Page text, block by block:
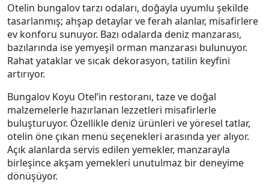
Otelin bungalov tarzı odaları, doğayla uyumlu şekilde
tasarlanmış; ahşap detaylar ve ferah alanlar, misafirlere
ev konforu sunuyor. Bazı odalarda deniz manzarası,
bazılarında ise yemyeşil orman manzarası bulunuyor.
Rahat yataklar ve sıcak dekorasyon, tatilin keyfini
artırıyor.
Bungalov Koyu Otel’in restoranı, taze ve doğal
malzemelerle hazırlanan lezzetleri misafirlerle
buluşturuyor. Özellikle deniz ürünleri ve yöresel tatlar,
otelin öne çıkan menü seçenekleri arasında yer alıyor.
Açık alanlarda servis edilen yemekler, manzarayla
birleşince akşam yemekleri unutulmaz bir deneyime
dönüşüyor.